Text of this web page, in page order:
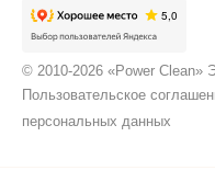
© 2010-2026 «Power Clean»
Пользовательское
персональных данных